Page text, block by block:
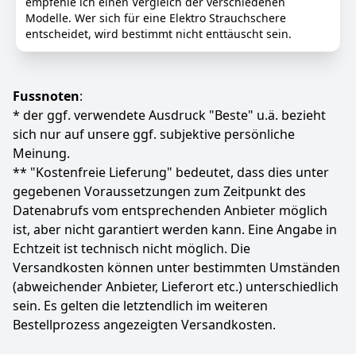
Deutsches Qualitats Unternehmen: AL-KO entwickelt
Gartengeräte, um für Sie mehr Lebensqualität,
Sicherheit, Komfort und Freude zu schaffen
6990 €
Modelle. Wer sich für eine Elektro Strauchschere
entscheidet, wird bestimmt nicht enttäuscht sein.
Fussnoten:
* der ggf. verwendete Ausdruck "Beste" u.ä. bezieht
sich nur auf unsere ggf. subjektive persönliche
Meinung.
** "Kostenfreie Lieferung" bedeutet, dass dies unter
gegebenen Voraussetzungen zum Zeitpunkt des
Datenabrufs vom entsprechenden Anbieter möglich
ist, aber nicht garantiert werden kann. Eine Angabe in
Echtzeit ist technisch nicht möglich. Die
Versandkosten können unter bestimmten Umständen
(abweichender Anbieter, Lieferort etc.) unterschiedlich
sein. Es gelten die letztendlich im weiteren
Bestellprozess angezeigten Versandkosten.